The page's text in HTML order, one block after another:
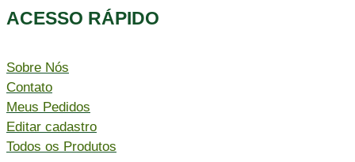
ACESSO RÁPIDO​
Sobre Nós
Contato
Meus Pedidos
Editar cadastro
Todos os Produtos